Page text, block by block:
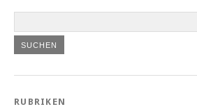
RUBRIKEN